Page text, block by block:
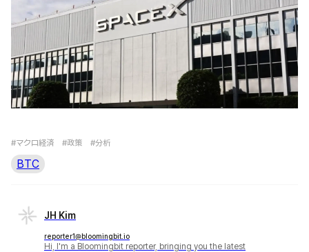
#マクロ経済 #政策 #分析
BTC
JH Kim
reporter1@bloomingbit.io
Hi, I'm a Bloomingbit reporter, bringing you the latest